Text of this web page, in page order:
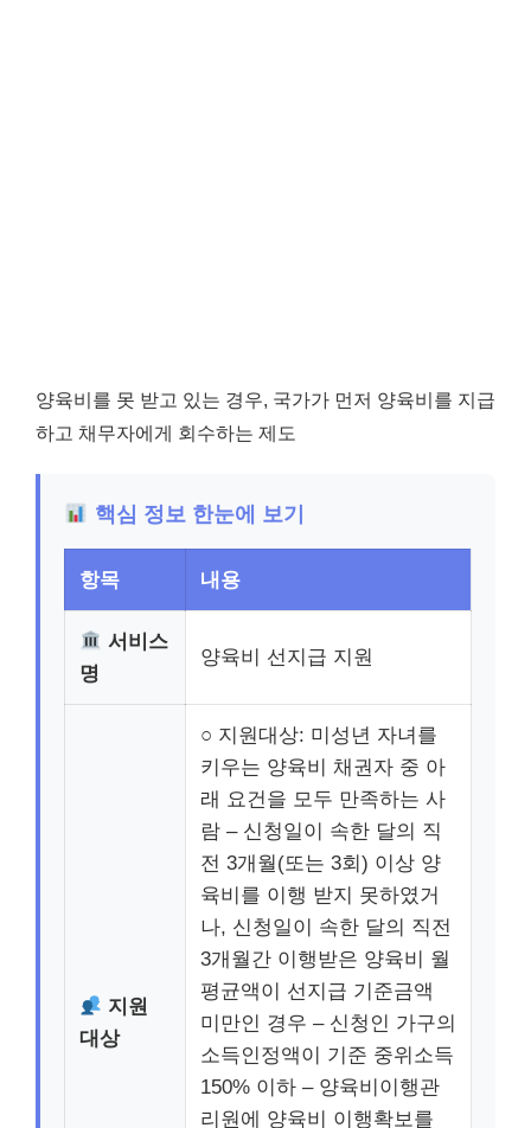
양육비를 못 받고 있는 경우, 국가가 먼저 양육비를 지급
하고 채무자에게 회수하는 제도
핵심 정보 한눈에 보기
항목 내용
서비스
명
양육비 선지급 지원
지원
대상
○ 지원대상: 미성년 자녀를
키우는 양육비 채권자 중 아
래 요건을 모두 만족하는 사
람 – 신청일이 속한 달의 직
전 3개월(또는 3회) 이상 양
육비를 이행 받지 못하였거
나, 신청일이 속한 달의 직전
3개월간 이행받은 양육비 월
평균액이 선지급 기준금액
미만인 경우 – 신청인 가구의
소득인정액이 기준 중위소득
150% 이하 – 양육비이행관
리원에 양육비 이행확보를